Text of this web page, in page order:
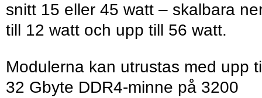
snitt 15 eller 45 watt – skalbara
till 12 watt och upp till 56 watt.
Modulerna kan utrustas med upp
32 Gbyte DDR4-minne på 3200